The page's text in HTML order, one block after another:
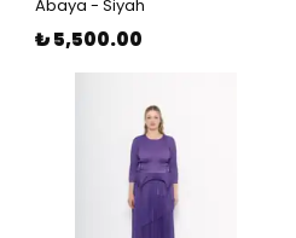
Abaya - Siyah
₺ 5,500.00